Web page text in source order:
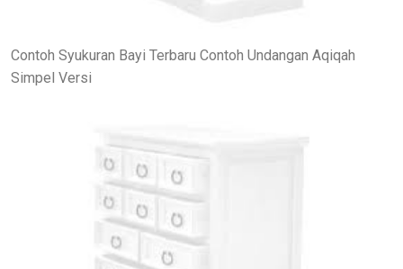
Contoh Syukuran Bayi Terbaru Contoh Undangan Aqiqah
Simpel Versi